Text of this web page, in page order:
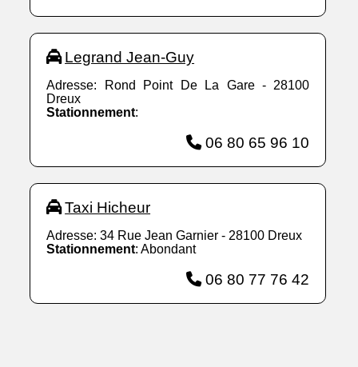
Legrand Jean-Guy
Adresse: Rond Point De La Gare - 28100
Dreux
Stationnement:
06 80 65 96 10
Taxi Hicheur
Adresse: 34 Rue Jean Garnier - 28100 Dreux
Stationnement: Abondant
06 80 77 76 42